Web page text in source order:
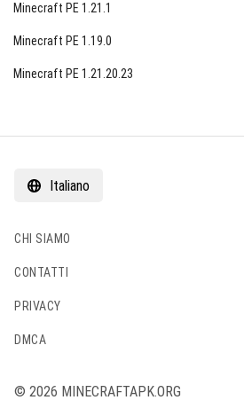
Minecraft PE 1.21.1
Minecraft PE 1.19.0
Minecraft PE 1.21.20.23
Italiano
CHI SIAMO
CONTATTI
PRIVACY
DMCA
© 2026 MINECRAFTAPK.ORG